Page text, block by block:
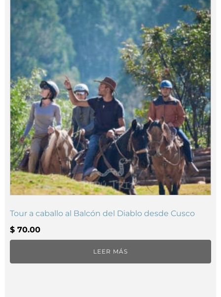
Tour a caballo al Balcón del Diablo desde Cusco
$ 70.00
LEER MÁS